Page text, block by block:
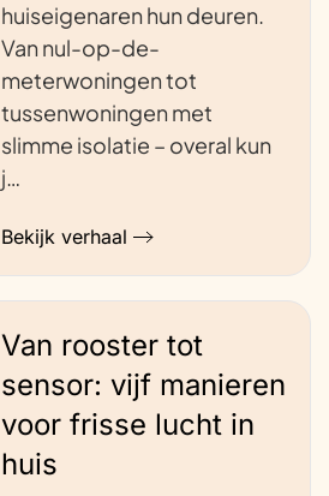
huiseigenaren hun deuren.
Van nul-op-de-
meterwoningen tot
tussenwoningen met
slimme isolatie – overal kun
j…
Bekijk verhaal
Van rooster tot
sensor: vijf manieren
voor frisse lucht in
huis